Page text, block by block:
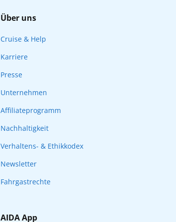
Über uns
Cruise & Help
Karriere
Presse
Unternehmen
Affiliateprogramm
Nachhaltigkeit
Verhaltens- & Ethikkodex
Newsletter
Fahrgastrechte
AIDA App